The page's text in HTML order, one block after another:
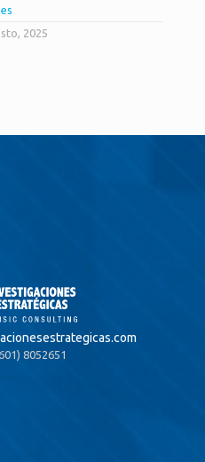
2025
8052651